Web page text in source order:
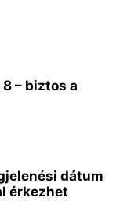
– biztos a
dátum
érkezhet